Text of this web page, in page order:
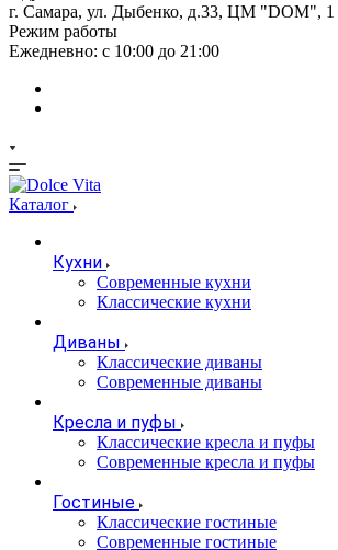
г. Самара, ул. Дыбенко, д.33, ЦМ "DOM", 1
Режим работы
Ежедневно: с 10:00 до 21:00
Каталог
Кухни
Современные кухни
Классические кухни
Диваны
Классические диваны
Современные диваны
Кресла и пуфы
Классические кресла и пуфы
Современные кресла и пуфы
Гостиные
Классические гостиные
Современные гостиные